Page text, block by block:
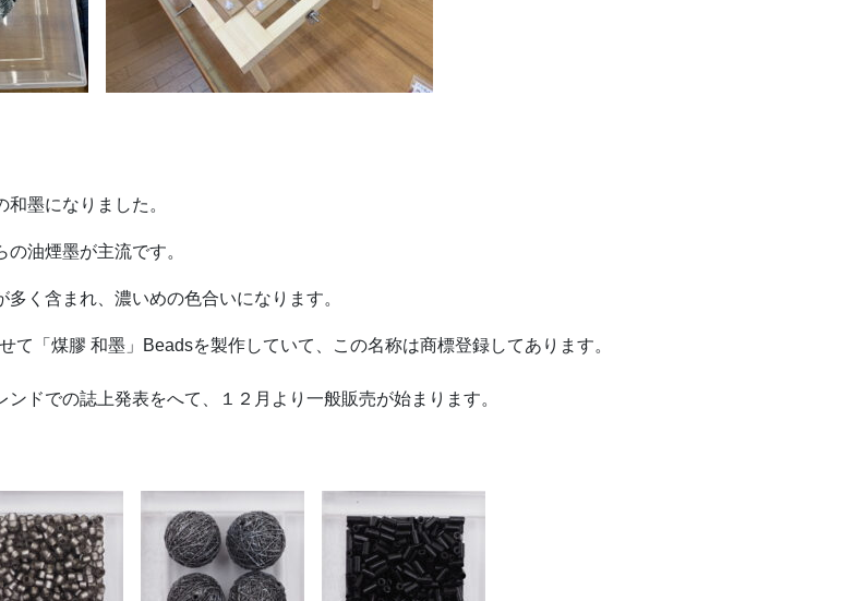
墨になりました。
油煙墨が主流です。
く含まれ、濃いめの色合いになります。
「煤膠 和墨」Beadsを製作していて、この名称は商標登録してあります。
ドでの誌上発表をへて、１２月より一般販売が始まります。